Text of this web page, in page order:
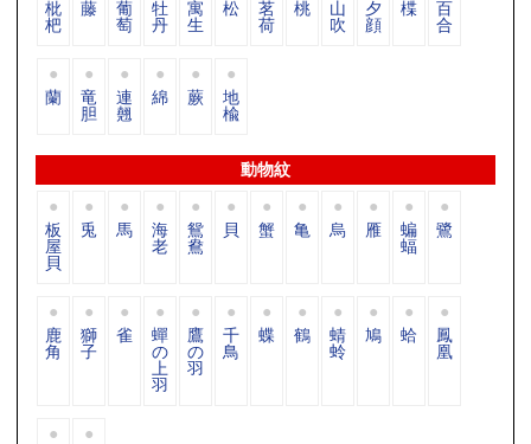
枇
杷
藤 葡
萄
牡
丹
寓
生
松 茗
荷
桃 山
吹
夕
顔
楪 百
合
蘭 竜
胆
連
翹
綿 蕨 地
楡
動物紋
板
屋
貝
兎 馬 海
老
鴛
鴦
貝 蟹 亀 烏 雁 蝙
蝠
鷺
鹿
角
獅
子
雀 蟬
の
上
羽
鷹
の
羽
千
鳥
蝶 鶴 蜻
蛉
鳩 蛤 鳳
凰